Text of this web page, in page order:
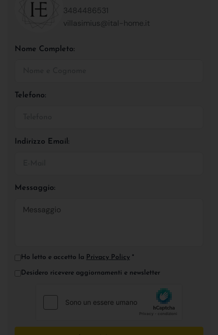
3484486531
villasimius@ital-home.it
Nome Completo:
Telefono:
Indirizzo Email:
Messaggio:
Ho letto e accetto la Privacy Policy *
Desidero ricevere aggiornamenti e newsletter